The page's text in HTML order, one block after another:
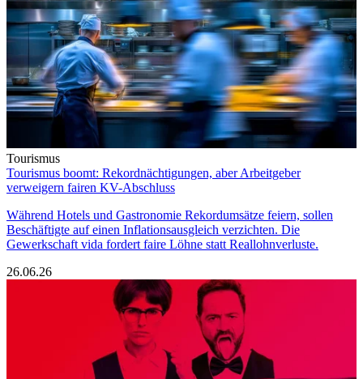
Tourismus
Tourismus boomt: Rekordnächtigungen, aber Arbeitgeber
verweigern fairen KV-Abschluss
Während Hotels und Gastronomie Rekordumsätze feiern, sollen
Beschäftigte auf einen Inflationsausgleich verzichten. Die
Gewerkschaft vida fordert faire Löhne statt Reallohnverluste.
26.06.26